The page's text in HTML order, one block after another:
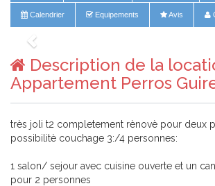
Calendrier Equipements Avis
Description de la
Appartement Perros
très joli t2 completement rènovè pour deux
possibilitè couchage 3:/4 personnes:
1 salon/ sejour avec cuisine ouverte et un
pour 2 personnes